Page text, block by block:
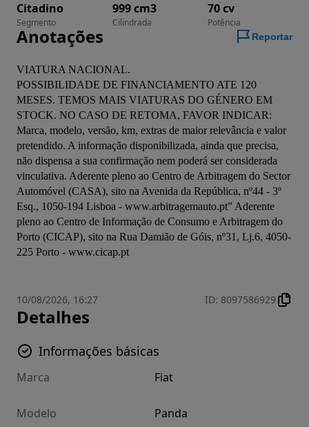
Citadino
Segmento
999 cm3
Cilindrada
70 cv
Potência
Anotações Reportar
VIATURA NACIONAL.
POSSIBILIDADE DE FINANCIAMENTO ATE 120
MESES. TEMOS MAIS VIATURAS DO GÉNERO EM
STOCK. NO CASO DE RETOMA, FAVOR INDICAR:
Marca, modelo, versão, km, extras de maior relevância e valor
pretendido. A informação disponibilizada, ainda que precisa,
não dispensa a sua confirmação nem poderá ser considerada
vinculativa. Aderente pleno ao Centro de Arbitragem do Sector
Automóvel (CASA), sito na Avenida da República, nº44 - 3º
Esq., 1050-194 Lisboa - www.arbitragemauto.pt” Aderente
pleno ao Centro de Informação de Consumo e Arbitragem do
Porto (CICAP), sito na Rua Damião de Góis, nº31, Lj.6, 4050-
225 Porto - www.cicap.pt
10/08/2026, 16:27 ID: 8097586929
Detalhes
Informações básicas
Marca Fiat
Modelo Panda